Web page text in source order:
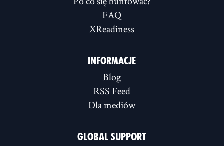
FAQ
XReadiness
INFORMACJE
Blog
RSS Feed
Dla mediów
GLOBAL SUPPORT